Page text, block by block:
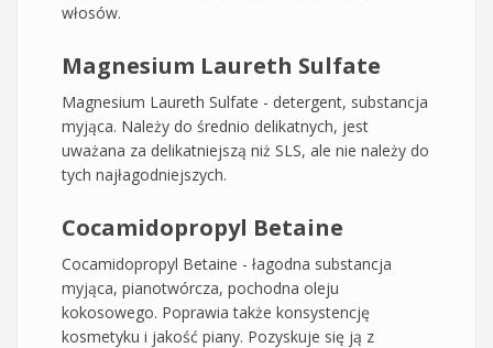
włosów.
Magnesium Laureth Sulfate
Magnesium Laureth Sulfate - detergent, substancja
myjąca. Należy do średnio delikatnych, jest
uważana za delikatniejszą niż SLS, ale nie należy do
tych najłagodniejszych.
Cocamidopropyl Betaine
Cocamidopropyl Betaine - łagodna substancja
myjąca, pianotwórcza, pochodna oleju
kokosowego. Poprawia także konsystencję
kosmetyku i jakość piany. Pozyskuje się ją z